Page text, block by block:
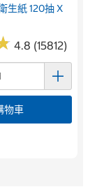
生紙 120抽 X
4.8 (15812)
物車